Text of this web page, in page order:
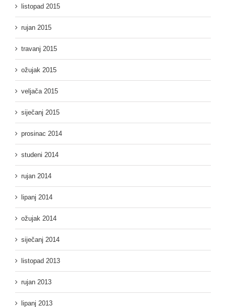
listopad 2015
rujan 2015
travanj 2015
ožujak 2015
veljača 2015
siječanj 2015
prosinac 2014
studeni 2014
rujan 2014
lipanj 2014
ožujak 2014
siječanj 2014
listopad 2013
rujan 2013
lipanj 2013